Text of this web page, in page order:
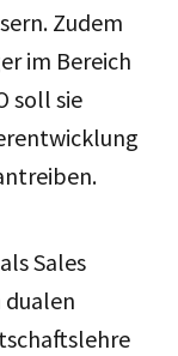
Zudem
im Bereich
soll sie
Sales
dualen